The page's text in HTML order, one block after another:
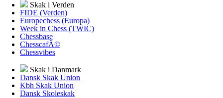
Skak i Verden
FIDE (Verden)
Europechess (Europa)
Week in Chess (TWIC)
Chessbase
ChesscafÃ©
Chessvibes
Skak i Danmark
Dansk Skak Union
Kbh Skak Union
Dansk Skoleskak